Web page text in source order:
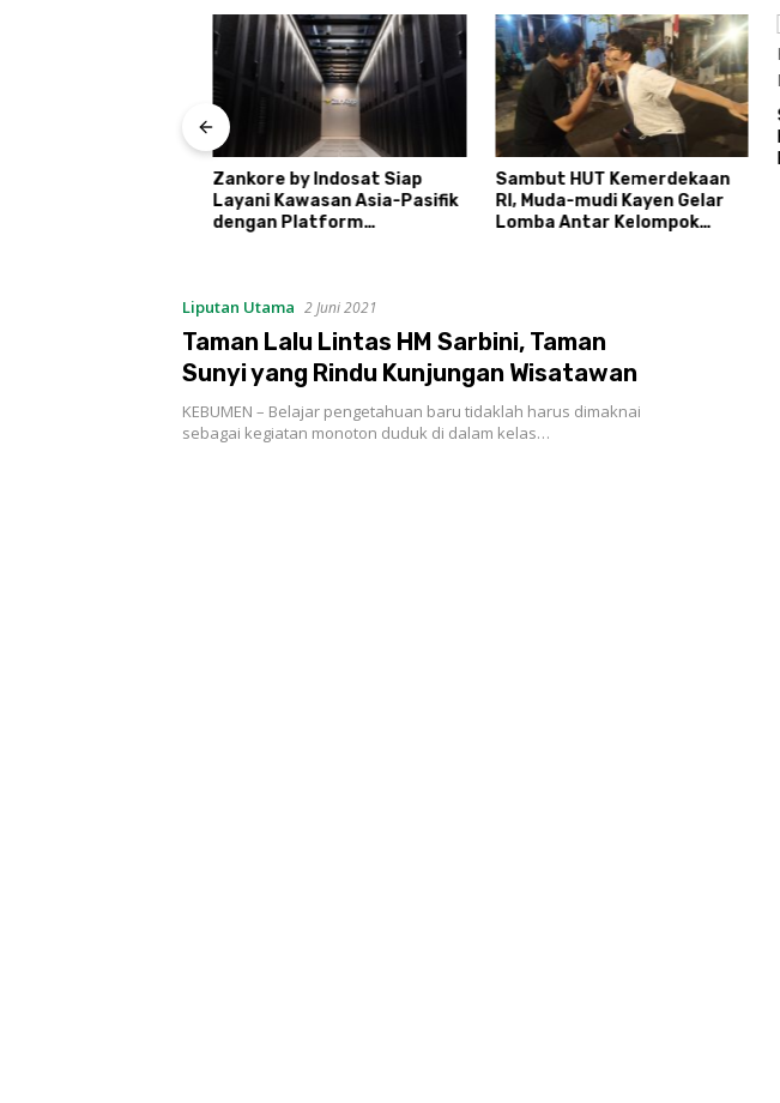
Zankore by Indosat Siap
Layani Kawasan Asia-Pasifik
dengan Platform
Sambut HUT Kemerdekaan
RI, Muda-mudi Kayen Gelar
Lomba Antar Kelompok
Liputan Utama 2 Juni 2021
Taman Lalu Lintas HM Sarbini, Taman
Sunyi yang Rindu Kunjungan Wisatawan
KEBUMEN – Belajar pengetahuan baru tidaklah harus dimaknai
sebagai kegiatan monoton duduk di dalam kelas…